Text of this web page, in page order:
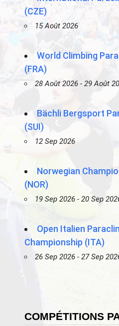
(CZE)
15 Août 2026
World Climbing
(FRA)
28 Août 2026 - 29 Août
Bächli Bergsport
(SUI)
12 Sep 2026
Norwegian
(NOR)
19 Sep 2026 - 20 Sep
Open Italien
Championship (ITA)
26 Sep 2026 - 27 Sep
COMPÉTITIONS